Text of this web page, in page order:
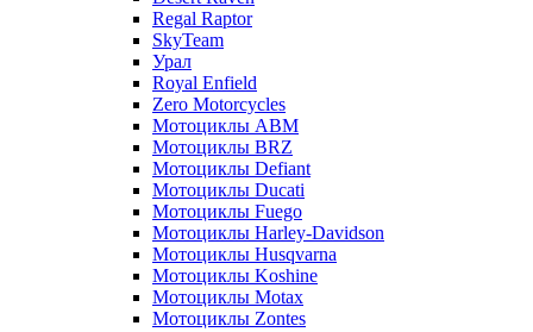
Regal Raptor
SkyTeam
Урал
Royal Enfield
Zero Motorcycles
Мотоциклы ABM
Мотоциклы BRZ
Мотоциклы Defiant
Мотоциклы Ducati
Мотоциклы Fuego
Мотоциклы Harley-Davidson
Мотоциклы Husqvarna
Мотоциклы Koshine
Мотоциклы Motax
Мотоциклы Zontes